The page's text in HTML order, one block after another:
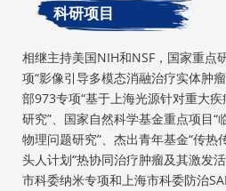
科研项目
相继主持美国NIH和NSF，国家重点
项“影像引导多模态消融治疗实体肿
部973专项“基于上海光源针对重大
研究”、国家自然科学基金重点项目
物理问题研究”、杰出青年基金“传热
头人计划“热协同治疗肿瘤及其激发
市科委纳米专项和上海市科委防治